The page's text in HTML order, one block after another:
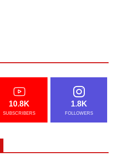
10.8K
SUBSCRIBERS
1.8K
FOLLOWERS